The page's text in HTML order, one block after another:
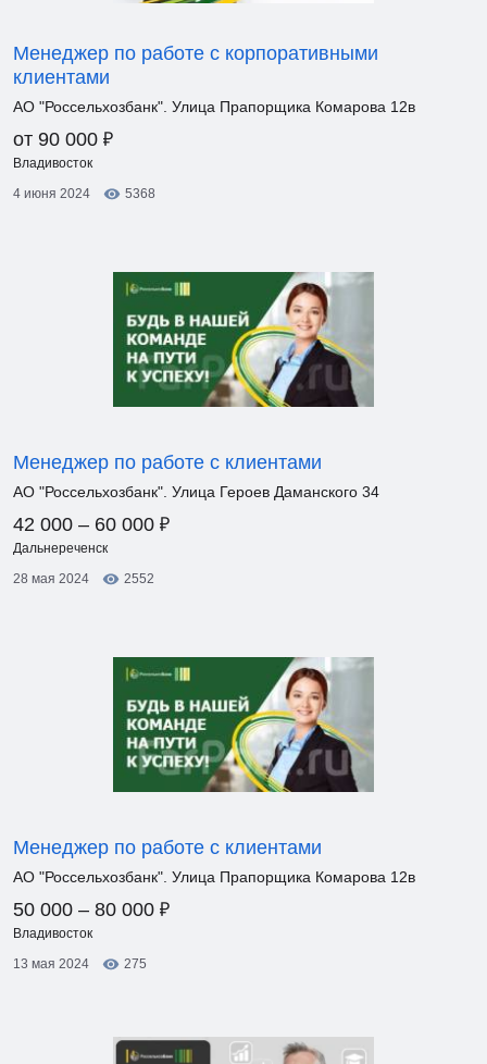
Менеджер по работе с корпоративными
клиентами
АО "Россельхозбанк". Улица Прапорщика Комарова 12в
от 90 000 ₽
Владивосток
4 июня 2024
5368
Менеджер по работе с клиентами
АО "Россельхозбанк". Улица Героев Даманского 34
42 000 – 60 000 ₽
Дальнереченск
28 мая 2024
2552
Менеджер по работе с клиентами
АО "Россельхозбанк". Улица Прапорщика Комарова 12в
50 000 – 80 000 ₽
Владивосток
13 мая 2024
275